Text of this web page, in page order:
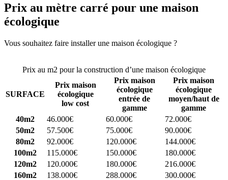
Prix au mètre carré pour une maison
écologique
Vous souhaitez faire installer une maison écologique ?
Prix au m2 pour la construction d’une maison écologique
SURFACE
Prix maison
écologique
low cost
Prix maison
écologique
entrée de
gamme
Prix maison
écologique
moyen/haut de
gamme
40m2
46.000€ 60.000€
72.000€
50m2
57.500€ 75.000€
90.000€
80m2
92.000€ 120.000€
144.000€
100m2
115.000€ 150.000€
180.000€
120m2
120.000€ 180.000€
216.000€
160m2
138.000€ 288.000€
300.000€